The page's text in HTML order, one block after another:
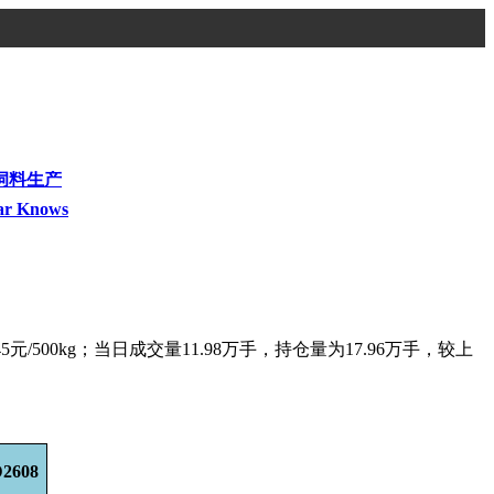
料生产
Knows
/500kg；当日成交量11.98万手，持仓量为17.96万手，较上